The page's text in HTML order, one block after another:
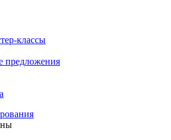
классы
предложения